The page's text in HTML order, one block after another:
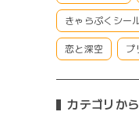
きゃらぷくシー
恋と深空 プ
カテゴリか